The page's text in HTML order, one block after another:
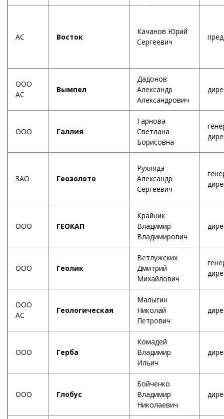
АС Восток
Качанов Юрий
Сергеевич
ООО
АС
Вымпел
Дадонов
Александр
Александрович
ООО Галлия
Гарнова
Светлана
Борисовна
ЗАО Геозолото
Рухляда
Александр
Сергеевич
ООО ГЕОКАП
Крайник
Владимир
Владимирович
ООО Геолик
Ветлужских
Дмитрий
Михайлович
ООО
АС
Геологическая
Малыгин
Николай
Петрович
ООО Герба
Комадей
Владимир
Ильич
ООО Глобус
Бойченко
Владимир
Николаевич